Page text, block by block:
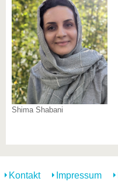
Shima Shabani
Kontakt Impressum